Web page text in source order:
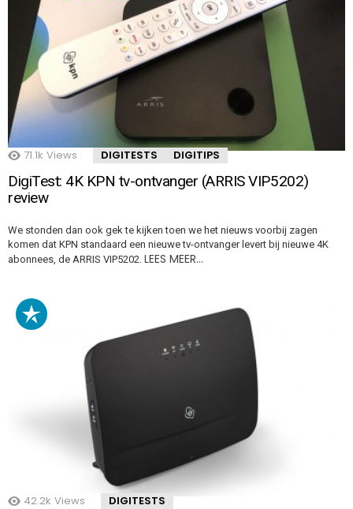
71.1k Views DIGITESTS DIGITIPS
DigiTest: 4K KPN tv-ontvanger (ARRIS VIP5202)
review
We stonden dan ook gek te kijken toen we het nieuws voorbij zagen
komen dat KPN standaard een nieuwe tv-ontvanger levert bij nieuwe 4K
abonnees, de ARRIS VIP5202. LEES MEER…
42.2k Views DIGITESTS